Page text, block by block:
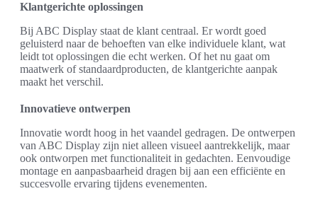
Klantgerichte oplossingen
Bij ABC Display staat de klant centraal. Er wordt goed
geluisterd naar de behoeften van elke individuele klant, wat
leidt tot oplossingen die echt werken. Of het nu gaat om
maatwerk of standaardproducten, de klantgerichte aanpak
maakt het verschil.
Innovatieve ontwerpen
Innovatie wordt hoog in het vaandel gedragen. De ontwerpen
van ABC Display zijn niet alleen visueel aantrekkelijk, maar
ook ontworpen met functionaliteit in gedachten. Eenvoudige
montage en aanpasbaarheid dragen bij aan een efficiënte en
succesvolle ervaring tijdens evenementen.